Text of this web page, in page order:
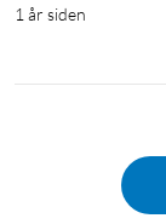
1 år siden